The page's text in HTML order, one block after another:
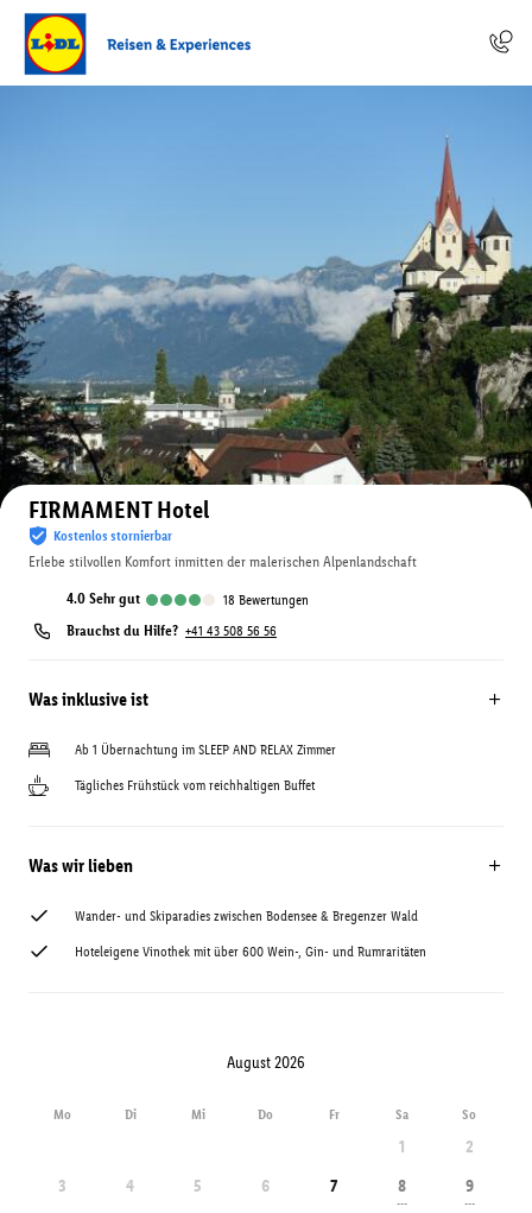
Auf der Karte anzeigen
FIRMAMENT Hotel
Kostenlos stornierbar
Erlebe stilvollen Komfort inmitten der malerischen Alpenlandschaft
4.0 sehr gut 18 Bewertungen
Brauchst du Hilfe? +41 43 508 56 56
Was inklusive ist
Ab 1 Übernachtung im SLEEP AND RELAX Zimmer
Tägliches Frühstück vom reichhaltigen Buffet
Was wir lieben
Wander- und Skiparadies zwischen Bodensee & Bregenzer Wald
Hoteleigene Vinothek mit über 600 Wein-, Gin- und Rumraritäten
August 2026
Mo Di Mi Do Fr Sa So
1
2
3
4 5 6 7 8
---
9
---